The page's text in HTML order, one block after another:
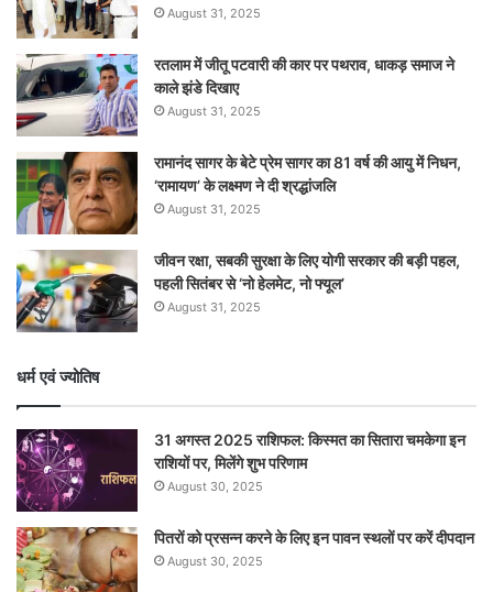
August 31, 2025
रतलाम में जीतू पटवारी की कार पर पथराव, धाकड़ समाज ने
काले झंडे दिखाए
August 31, 2025
रामानंद सागर के बेटे प्रेम सागर का 81 वर्ष की आयु में निधन,
‘रामायण’ के लक्ष्मण ने दी श्रद्धांजलि
August 31, 2025
जीवन रक्षा, सबकी सुरक्षा के लिए योगी सरकार की बड़ी पहल,
पहली सितंबर से ‘नो हेलमेट, नो फ्यूल’
August 31, 2025
धर्म एवं ज्योतिष
31 अगस्त 2025 राशिफल: किस्मत का सितारा चमकेगा इन
राशियों पर, मिलेंगे शुभ परिणाम
August 30, 2025
पितरों को प्रसन्न करने के लिए इन पावन स्थलों पर करें दीपदान
August 30, 2025